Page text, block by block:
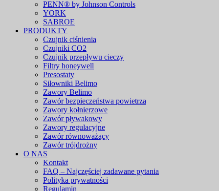
PENN® by Johnson Controls
YORK
SABROE
PRODUKTY
Czujnik ciśnienia
Czujniki CO2
Czujnik przepływu cieczy
Filtry honeywell
Presostaty
Siłowniki Belimo
Zawory Belimo
Zawór bezpieczeństwa powietrza
Zawory kołnierzowe
Zawór pływakowy
Zawory regulacyjne
Zawór równoważący
Zawór trójdrożny
O NAS
Kontakt
FAQ – Najczęściej zadawane pytania
Polityka prywatności
Regulamin